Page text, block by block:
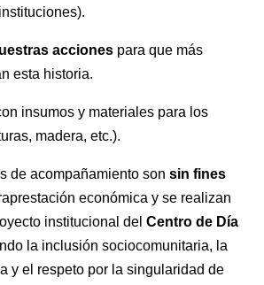
acciones para que más
esta historia.
insumos y materiales para los
madera, etc.).
de acompañamiento sonsin fines
económica y se realizan
institucional delCentro de Día
la inclusión sociocomunitaria, la
y el respeto por la singularidad de